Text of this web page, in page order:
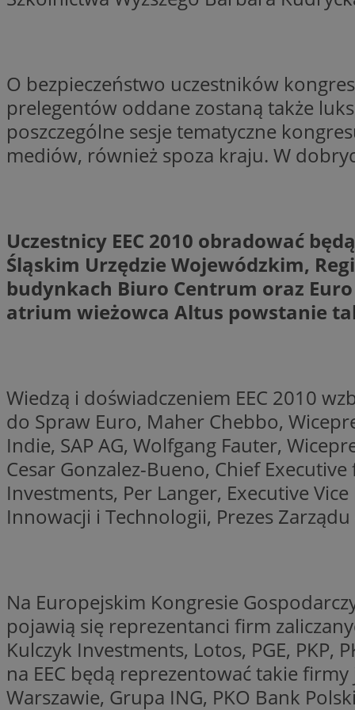
O bezpieczeństwo uczestników
prelegentów oddane zostaną także
poszczególne sesje tematyczne
mediów, również spoza kraju. W
Uczestnicy EEC 2010 obradować
Śląskim Urzędzie Wojewódzkim,
budynkach Biuro Centrum oraz
atrium wieżowca Altus powstanie
Wiedzą i doświadczeniem EEC 2010
do Spraw Euro, Maher Chebbo,
Indie, SAP AG, Wolfgang Fauter,
Cesar Gonzalez-Bueno, Chief
Investments, Per Langer, Executive
Innowacji i Technologii, Prezes
Na Europejskim Kongresie
pojawią się reprezentanci firm
Kulczyk Investments, Lotos, PGE, PKP,
na EEC będą reprezentować takie
Warszawie, Grupa ING, PKO Bank
__cf_bm
suid
euds
_ga_L2744325BY
_ga
tt_viewer
DSID
ADKUID
__mguid_